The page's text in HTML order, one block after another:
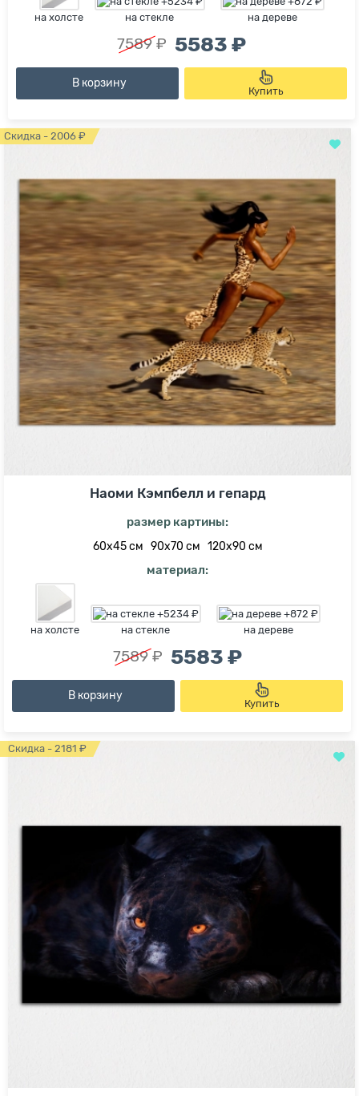
на холсте на стекле на дереве
7589 ₽ 5583 ₽
В корзину
Купить
Скидка - 2006 ₽
Наоми Кэмпбелл и гепард
размер картины:
60х45 см 90х70 см 120х90 см
материал:
на холсте на стекле на дереве
7589 ₽ 5583 ₽
В корзину
Купить
Скидка - 2181 ₽